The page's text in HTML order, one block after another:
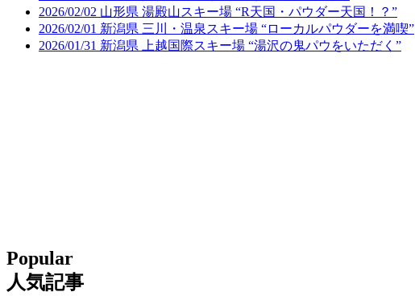
2026/02/02 山形県 湯殿山スキー場 “R天国・パウダー天国！？”
2026/02/01 新潟県 三川・温泉スキー場 “ローカルパウダーを満喫”
2026/01/31 新潟県 上越国際スキー場 “湯沢の鬼パウをいただく”
Popular
人気記事